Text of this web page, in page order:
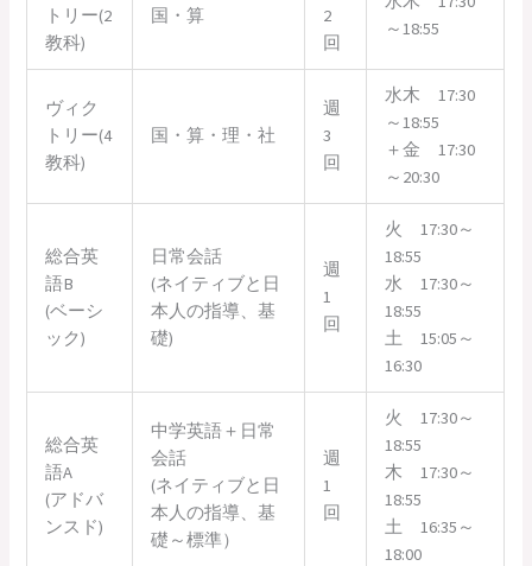
トリー(2
教科)
国・算
2
回
～18:55
ヴィク
トリー(4
教科)
国・算・理・社
週
3
回
水木 17:30
～18:55
＋金 17:30
～20:30
総合英
語B
(ベーシ
ック)
日常会話
(ネイティブと日
本人の指導、基
礎)
週
1
回
火 17:30～
18:55
水 17:30～
18:55
土 15:05～
16:30
総合英
語A
(アドバ
ンスド)
中学英語＋日常
会話
(ネイティブと日
本人の指導、基
礎～標準）
週
1
回
火 17:30～
18:55
木 17:30～
18:55
土 16:35～
18:00